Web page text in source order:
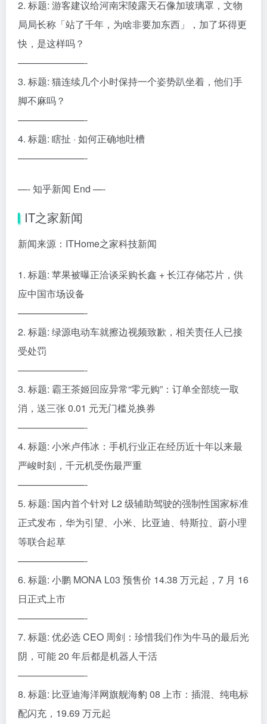
2. 标题: 游客建议给河南宋陵露天石像加玻璃罩，文物
局局长称「站了千年，为啥非要加东西」，加了坏得更
快，是这样吗？
———————-
3. 标题: 猫连续几个小时保持一个姿势趴坐着，他们手
脚不麻吗？
———————-
4. 标题: 瞎扯 · 如何正确地吐槽
———————-
—- 知乎新闻 End —-
IT之家新闻
新闻来源：ITHome之家科技新闻
1. 标题: 苹果被曝正洽谈采购长鑫 + 长江存储芯片，供
应中国市场设备
———————-
2. 标题: 绿源电动车就擦边视频致歉，相关责任人已接
受处罚
———————-
3. 标题: 霸王茶姬回应异常“零元购”：订单全部统一取
消，送三张 0.01 元无门槛兑换券
———————-
4. 标题: 小米卢伟冰：手机行业正在经历近十年以来最
严峻时刻，千元机受伤最严重
———————-
5. 标题: 国内首个针对 L2 级辅助驾驶的强制性国家标准
正式发布，华为引望、小米、比亚迪、特斯拉、蔚小理
等联合起草
———————-
6. 标题: 小鹏 MONA L03 预售价 14.38 万元起，7 月 16
日正式上市
———————-
7. 标题: 优必选 CEO 周剑：珍惜我们作为牛马的最后光
阴，可能 20 年后都是机器人干活
———————-
8. 标题: 比亚迪海洋网旗舰海豹 08 上市：插混、纯电标
配闪充，19.69 万元起